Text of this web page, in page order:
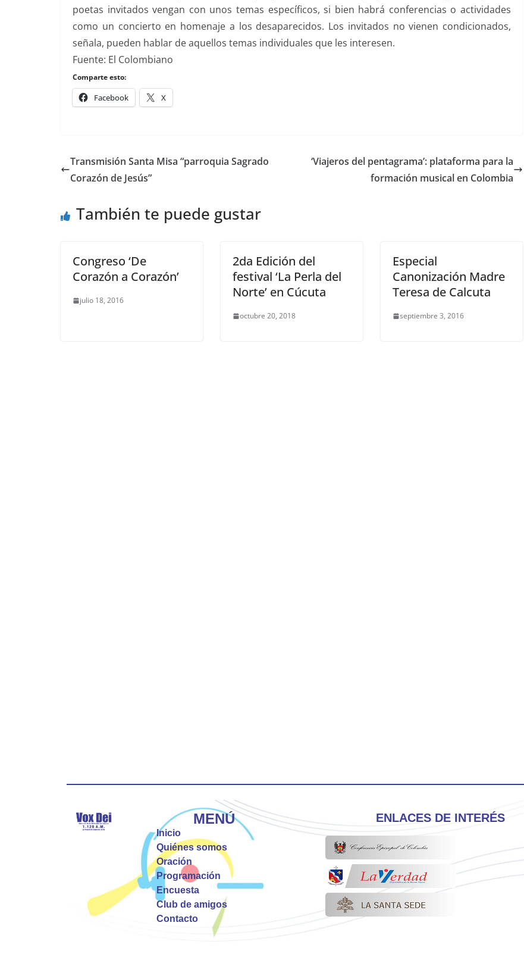
poetas invitados vengan con unos temas específicos, si bien habrá conferencias o actividades
como un concierto en homenaje a los desaparecidos. Los invitados no vienen condicionados,
señala, pueden hablar de aquellos temas individuales que les interesen.
Fuente: El Colombiano
Comparte esto:
Facebook X
Transmisión Santa Misa “parroquia Sagrado
Corazón de Jesús”
‘Viajeros del pentagrama’: plataforma para la
formación musical en Colombia
También te puede gustar
Congreso ‘De
Corazón a Corazón’
julio 18, 2016
2da Edición del
festival ‘La Perla del
Norte’ en Cúcuta
octubre 20, 2018
Especial
Canonización Madre
Teresa de Calcuta
septiembre 3, 2016
MENÚ
Inicio
Quiénes somos
Oración
Programación
Encuesta
Club de amigos
Contacto
ENLACES DE INTERÉS